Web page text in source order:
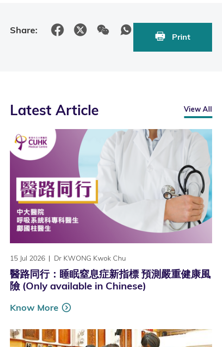
Share:
Print
Latest Article View All
15 Jul 2026 Dr KWONG Kwok Chu
醫路同行：睡眠窒息症新指標 預測嚴重健康風
險 (Only available in Chinese)
Know More